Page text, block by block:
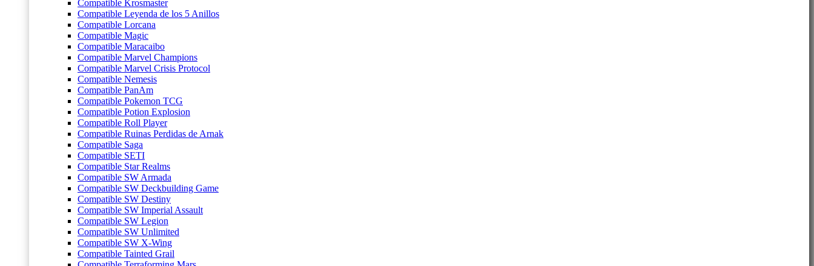
Compatible Krosmaster
Compatible Leyenda de los 5 Anillos
Compatible Lorcana
Compatible Magic
Compatible Maracaibo
Compatible Marvel Champions
Compatible Marvel Crisis Protocol
Compatible Nemesis
Compatible PanAm
Compatible Pokemon TCG
Compatible Potion Explosion
Compatible Roll Player
Compatible Ruinas Perdidas de Arnak
Compatible Saga
Compatible SETI
Compatible Star Realms
Compatible SW Armada
Compatible SW Deckbuilding Game
Compatible SW Destiny
Compatible SW Imperial Assault
Compatible SW Legion
Compatible SW Unlimited
Compatible SW X-Wing
Compatible Tainted Grail